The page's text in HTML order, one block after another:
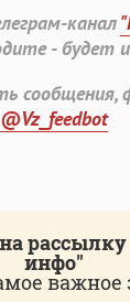
канал
- будет
сообщения,
@Vz_feedbot
инфо"
важное